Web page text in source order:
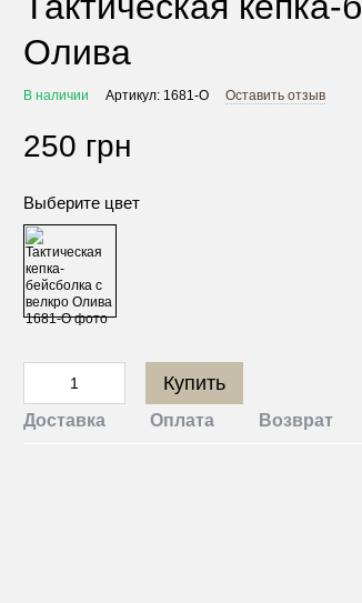
Олива
В наличии Артикул: 1681-О Оставить отзыв
250 грн
Выберите цвет
Купить
Доставка Оплата Возврат